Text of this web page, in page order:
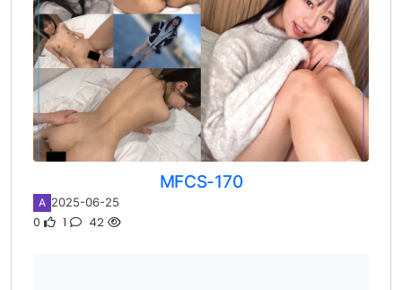
MFCS-170
A 2025-06-25
0 1 42